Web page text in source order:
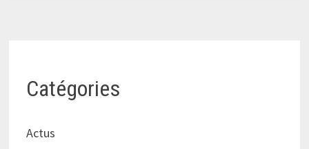
Catégories
Actus